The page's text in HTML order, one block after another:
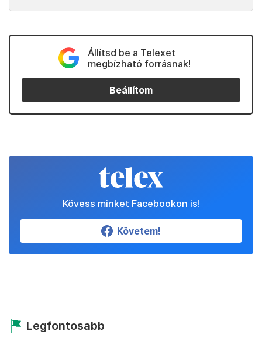
Állítsd be a Telexet
megbízható forrásnak!
Beállítom
Kövess minket Facebookon is!
Követem!
Legfontosabb